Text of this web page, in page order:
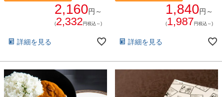
2,160円～
(2,332円税込～)
詳細を見る
1,840円～
(1,987円税込～)
詳細を見る